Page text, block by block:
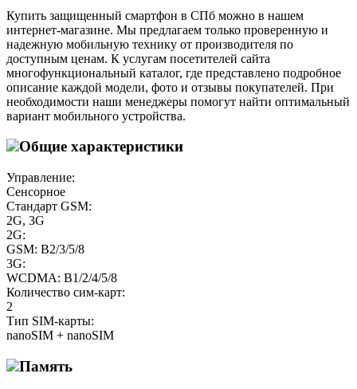
Купить защищенный смартфон в СПб можно в нашем
интернет-магазине. Мы предлагаем только проверенную и
надежную мобильную технику от производителя по
доступным ценам. К услугам посетителей сайта
многофункциональный каталог, где представлено подробное
описание каждой модели, фото и отзывы покупателей. При
необходимости наши менеджеры помогут найти оптимальный
вариант мобильного устройства.
Общие характеристики
Управление:
Сенсорное
Стандарт GSM:
2G, 3G
2G:
GSM: B2/3/5/8
3G:
WCDMA: B1/2/4/5/8
Количество сим-карт:
2
Тип SIM-карты:
nanoSIM + nanoSIM
Память